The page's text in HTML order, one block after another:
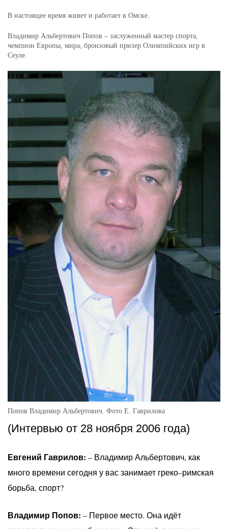
В настоящее время живет и работает в Омске.
Владимир Альбертович Попов – заслуженный мастер спорта,
чемпион Европы, мира, бронзовый призер Олимпийских игр в
Сеуле.
Попов Владимир Альбертович. Фото Е. Гаврилова
(Интервью от 28 ноября 2006 года)
Евгений Гаврилов: – Владимир Альбертович, как
много времени сегодня у вас занимает греко–римская
борьба, спорт?
Владимир Попов: – Первое место. Она идёт